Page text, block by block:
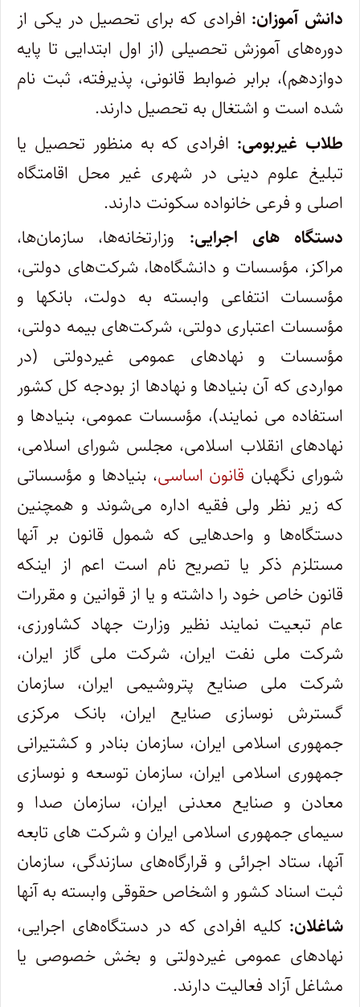
دانش آموزان: افرادی که برای تحصیل در یکی از
دوره‌های آموزش تحصیلی (از اول ابتدایی تا پایه
دوازدهم)، برابر ضوابط قانونی، پذیرفته، ثبت نام
شده است و اشتغال به تحصیل دارند.
طلاب غیربومی: افرادی که به منظور تحصیل یا
تبلیغ علوم دینی در شهری غیر محل اقامتگاه
اصلی و فرعی خانواده سکونت دارند.
دستگاه های اجرایی: وزارتخانه‌ها، سازمان‌ها،
مراکز، مؤسسات و دانشگاه‌ها، شرکت‌های دولتی،
مؤسسات انتفاعی وابسته به دولت، بانکها و
مؤسسات اعتباری دولتی، شرکت‌های بیمه دولتی،
مؤسسات و نهادهای عمومی غیردولتی (در
مواردی که آن بنیادها و نهادها از بودجه کل کشور
استفاده می ­نمایند)، مؤسسات عمومی، بنیادها و
نهادهای انقلاب اسلامی، مجلس شورای اسلامی،
شورای نگهبان قانون اساسی، بنیادها و مؤسساتی
که زیر نظر ولی فقیه اداره می‌شوند و همچنین
دستگاه‌ها و واحدهایی که شمول قانون بر آنها
مستلزم ذکر یا تصریح نام است اعم از اینکه
قانون خاص خود را داشته و یا از قوانین و مقررات
عام تبعیت نمایند نظیر وزارت جهاد کشاورزی،
شرکت ملی نفت ایران، شرکت ملی گاز ایران،
شرکت ملی صنایع پتروشیمی ایران، سازمان
گسترش نوسازی صنایع ایران، بانک مرکزی
جمهوری اسلامی ایران، سازمان بنادر و کشتیرانی
جمهوری اسلامی ایران، سازمان توسعه و نوسازی
معادن و صنایع معدنی ایران، سازمان صدا و
سیمای جمهوری اسلامی ایران و شرکت های تابعه
آنها، ستاد اجرائی و قرارگاه‌های سازندگی، سازمان
ثبت اسناد کشور و اشخاص حقوقی وابسته به آنها
شاغلان: کلیه افرادی که در دستگاه‌های اجرایی،
نهادهای عمومی غیردولتی و بخش خصوصی یا
مشاغل آزاد فعالیت دارند.